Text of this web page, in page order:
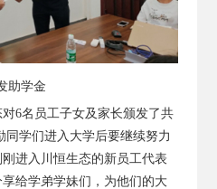
助学金
6名员工子女及家长颁发了共
同学们进入大学后要继续努力
进入川恒生态的新员工代表
给学弟学妹们，为他们的大